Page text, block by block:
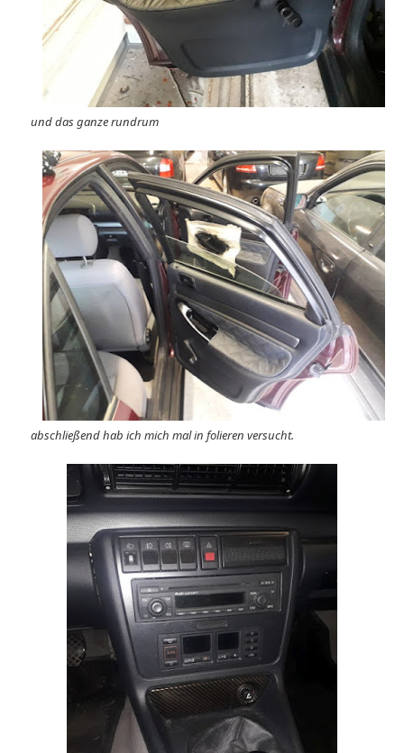
und das ganze rundrum
abschließend hab ich mich mal in folieren versucht.